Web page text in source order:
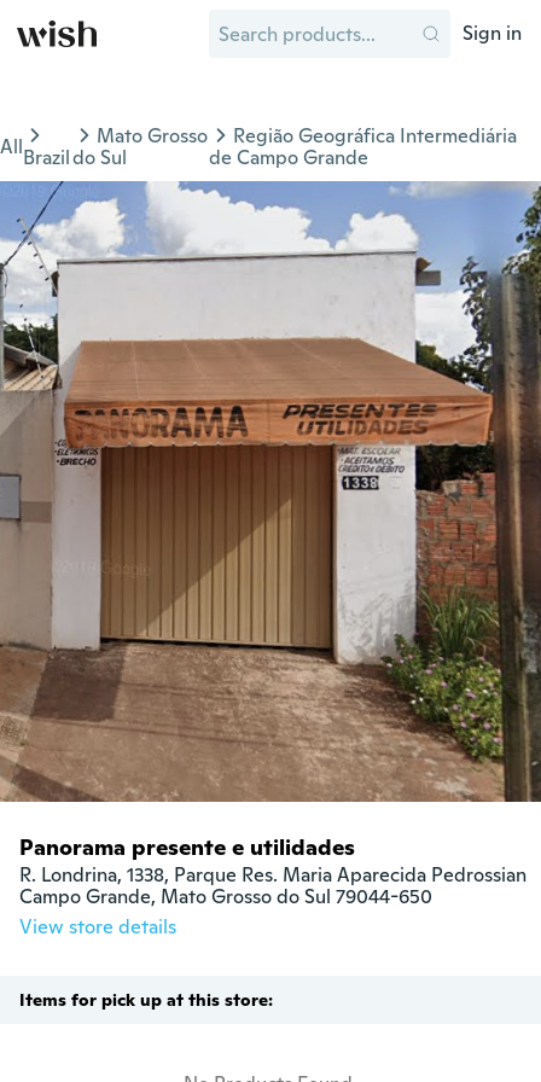
Sign in
AllBrazil
Mato Grosso
do Sul
Região Geográfica Intermediária
de Campo Grande
Panorama presente e utilidades
R. Londrina, 1338, Parque Res. Maria Aparecida Pedrossian
Campo Grande, Mato Grosso do Sul 79044-650
View store details
Items for pick up at this store: